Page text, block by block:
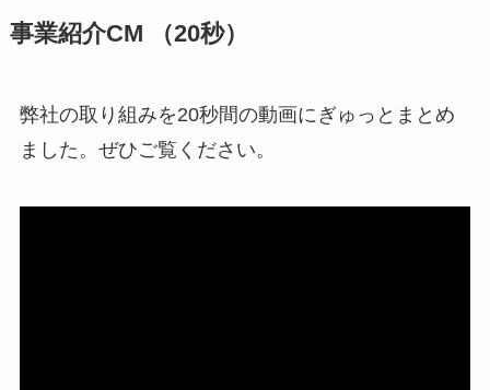
事業紹介CM （20秒）
弊社の取り組みを20秒間の動画にぎゅっとまとめ
ました。ぜひご覧ください。